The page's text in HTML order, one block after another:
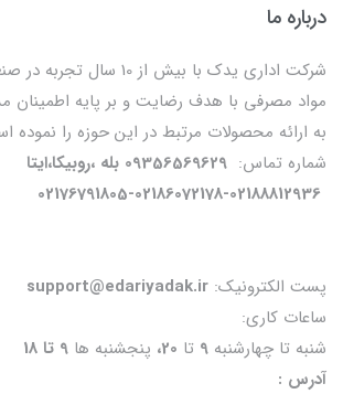
درباره ما
شرکت اداری یدک با بیش از
مواد مصرفی با هدف رضایت و بر پایه اطمینان
به ارائه محصولات مرتبط در این حوزه را نموده
شماره تماس: 09356569629 بله ،روبیکا،ایتا
02176791805-02186072178-02188812936
پست الکترونیک:
ساعات کاری:
شنبه تا چهارشنبه 9 تا 20، پنجشنبه ها
آدرس :